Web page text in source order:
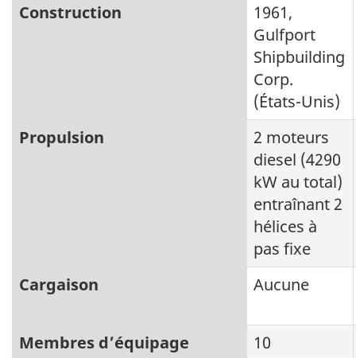
Construction
1961,
Gulfport
Shipbuilding
Corp.
(États-Unis)
Propulsion
2 moteurs
diesel (4290
kW au total)
entraînant 2
hélices à
pas fixe
Cargaison
Aucune
Membres d’équipage
10